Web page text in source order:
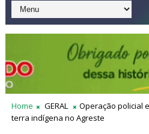
Home GERAL
Operação policial
terra indígena no Agreste